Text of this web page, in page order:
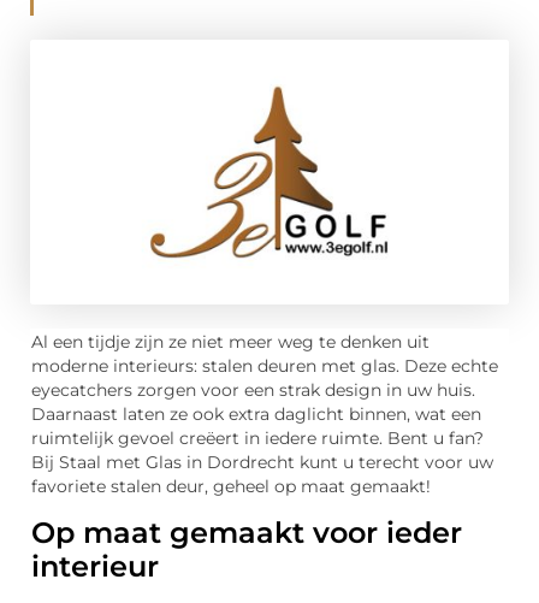
Al een tijdje zijn ze niet meer weg te denken uit
moderne interieurs: stalen deuren met glas. Deze echte
eyecatchers zorgen voor een strak design in uw huis.
Daarnaast laten ze ook extra daglicht binnen, wat een
ruimtelijk gevoel creëert in iedere ruimte. Bent u fan?
Bij Staal met Glas in Dordrecht kunt u terecht voor uw
favoriete stalen deur, geheel op maat gemaakt!
Op maat gemaakt voor ieder
interieur